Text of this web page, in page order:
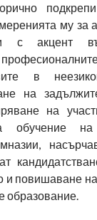
му за
с акцент
в
на
на
обучение на
и повишаване
образование.